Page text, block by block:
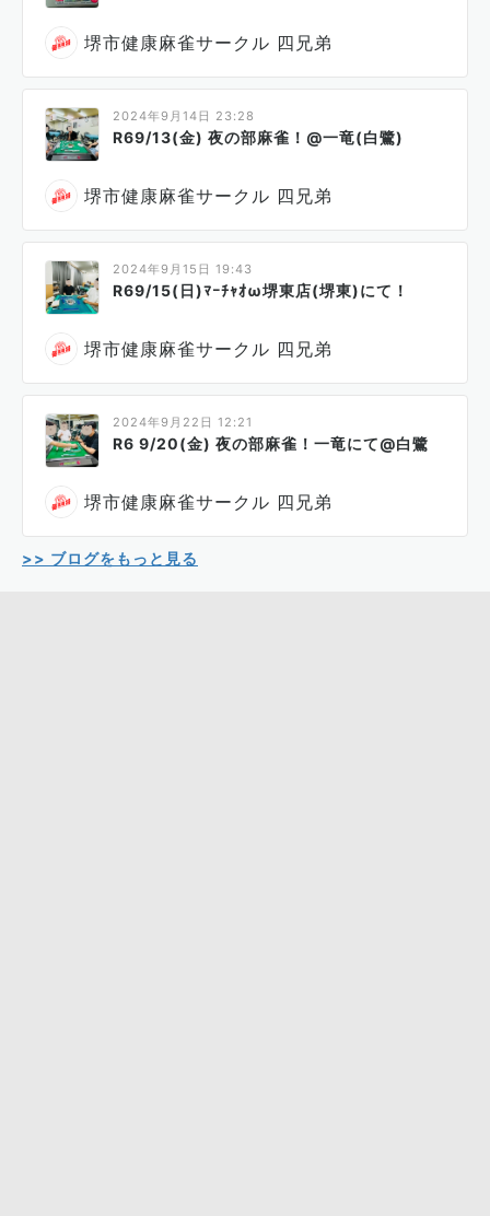
堺市健康麻雀サークル 四兄弟
2024年9月14日 23:28
R69/13(金) 夜の部麻雀！@一竜(白鷺)
堺市健康麻雀サークル 四兄弟
2024年9月15日 19:43
R69/15(日)ﾏｰﾁｬｵω堺東店(堺東)にて！
堺市健康麻雀サークル 四兄弟
2024年9月22日 12:21
R6 9/20(金) 夜の部麻雀！一竜にて@白鷺
堺市健康麻雀サークル 四兄弟
>> ブログをもっと見る